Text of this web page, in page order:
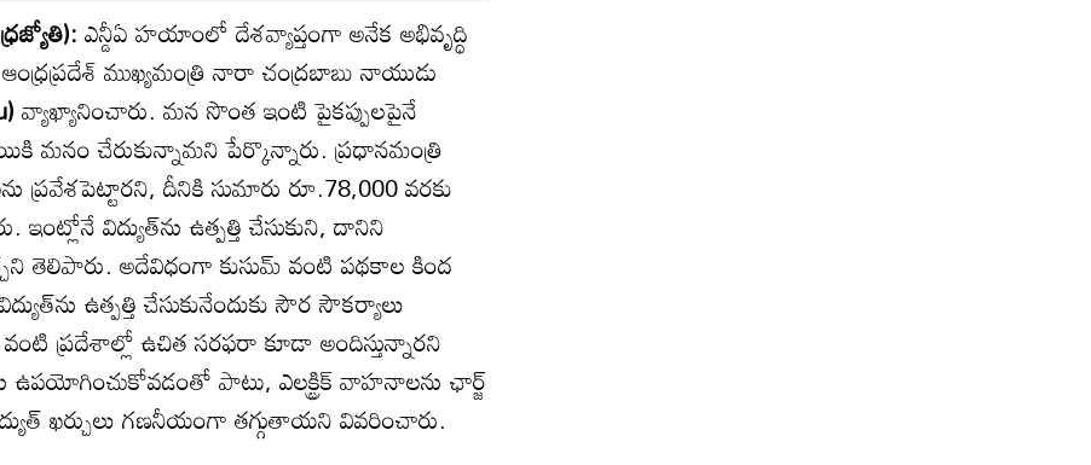
ఎన్డీఏ హయాంలో దేశవ్యాప్తంగా అనేక అభివృద్ధి
ముఖ్యమంత్రి నారా చంద్రబాబు నాయుడు
వ్యాఖ్యానించారు. మన సొంత ఇంటి పైకప్పులపైనే
మనం చేరుకున్నామని పేర్కొన్నారు. ప్రధానమంత్రి
దీనికి సుమారు రూ.78,000 వరకు
ఇంట్లోనే విద్యుత్‌ను ఉత్పత్తి చేసుకుని, దానిని
తెలిపారు. అదేవిధంగా కుసుమ్ వంటి పథకాల కింద
ఉత్పత్తి చేసుకునేందుకు సౌర సౌకర్యాలు
వంటి ప్రదేశాల్లో ఉచిత సరఫరా కూడా అందిస్తున్నారని
ఉపయోగించుకోవడంతో పాటు, ఎలక్ట్రిక్ వాహనాలను ఛార్జ్
ఖర్చులు గణనీయంగా తగ్గుతాయని వివరించారు.